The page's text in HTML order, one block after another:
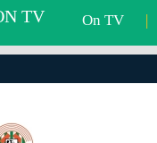
TV On TV |